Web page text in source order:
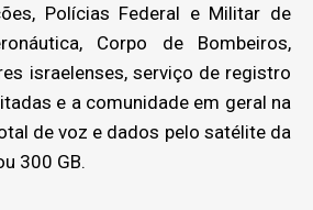
Polícias Federal e Militar de
Corpo de Bombeiros,
israelenses, serviço de registro
e a comunidade em geral na
de voz e dados pelo satélite da
300 GB.